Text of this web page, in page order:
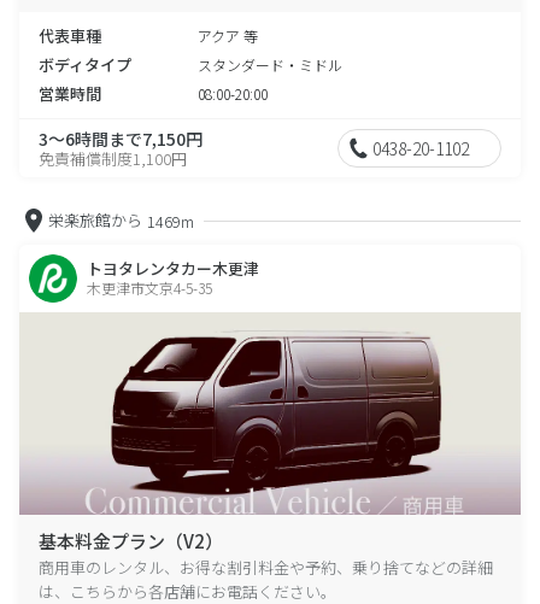
代表車種 アクア 等
ボディタイプ スタンダード・ミドル
営業時間 08:00-20:00
3～6時間まで7,150円
免責補償制度1,100円 0438-20-1102
栄楽旅館から 1469m
トヨタレンタカー木更津
木更津市文京4-5-35
基本料金プラン（V2）
商用車のレンタル、お得な割引料金や予約、乗り捨てなどの詳細
は、こちらから各店舗にお電話ください。